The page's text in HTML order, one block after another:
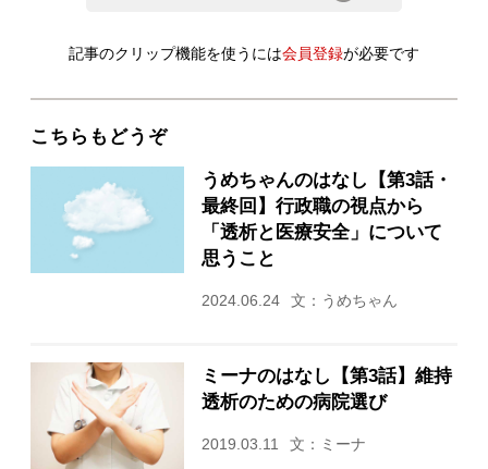
記事のクリップ機能を使うには会員登録が必要です
こちらもどうぞ
うめちゃんのはなし【第3話・
最終回】行政職の視点から
「透析と医療安全」について
思うこと
2024.06.24 文：うめちゃん
ミーナのはなし【第3話】維持
透析のための病院選び
2019.03.11 文：ミーナ